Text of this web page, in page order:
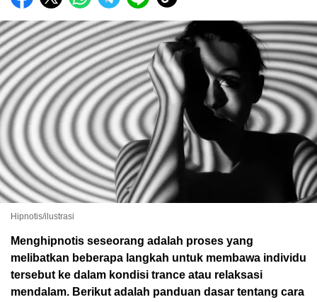
Hipnotis/ilustrasi
Menghipnotis seseorang adalah proses yang
melibatkan beberapa langkah untuk membawa individu
tersebut ke dalam kondisi trance atau relaksasi
mendalam. Berikut adalah panduan dasar tentang cara